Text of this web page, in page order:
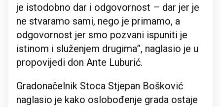
je istodobno dar i odgovornost – dar jer je
ne stvaramo sami, nego je primamo, a
odgovornost jer smo pozvani ispuniti je
istinom i služenjem drugima”, naglasio je u
propovijedi don Ante Luburić.
Gradonačelnik Stoca Stjepan Bošković
naglasio je kako oslobođenje grada ostaje